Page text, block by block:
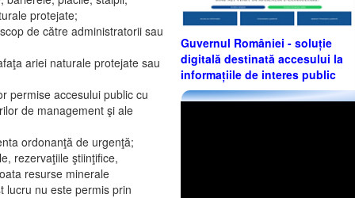
protejate;
de către administratorii sau
ariei naturale protejate sau
permise accesului public cu
de management şi ale
ordonanţă de urgenţă;
rezervaţiile ştiinţifice,
resurse minerale
lucru nu este permis prin
Guvernul României - soluție
digitală destinată accesului la
informațiile de interes public